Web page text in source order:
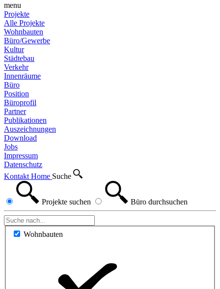
menu
Projekte
Alle Projekte
Wohnbauten
Büro/Gewerbe
Kultur
Städtebau
Verkehr
Innenräume
Büro
Position
Büroprofil
Partner
Publikationen
Auszeichnungen
Download
Jobs
Impressum
Datenschutz
Kontakt Home Suche
Projekte suchen Büro durchsuchen
Wohnbauten